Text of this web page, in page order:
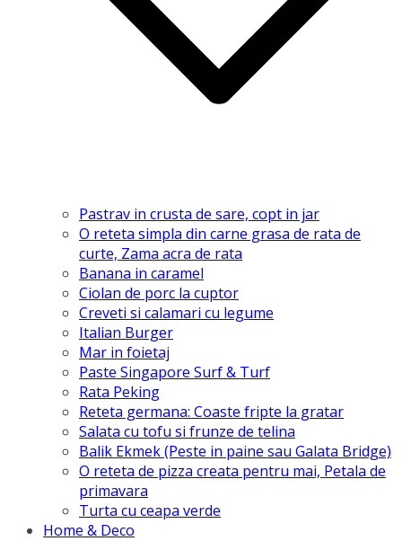
Pastrav in crusta de sare, copt in jar
O reteta simpla din carne grasa de rata de
curte, Zama acra de rata
Banana in caramel
Ciolan de porc la cuptor
Creveti si calamari cu legume
Italian Burger
Mar in foietaj
Paste Singapore Surf & Turf
Rata Peking
Reteta germana: Coaste fripte la gratar
Salata cu tofu si frunze de telina
Balik Ekmek (Peste in paine sau Galata Bridge)
O reteta de pizza creata pentru mai, Petala de
primavara
Turta cu ceapa verde
Home & Deco